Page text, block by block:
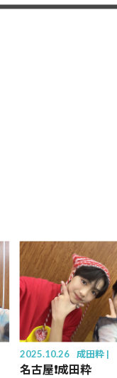
2025.10.26 成田粋
名古屋❗️成田粋